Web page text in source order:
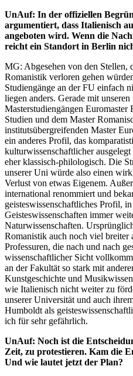
UnAuf: In der offiziellen
argumentiert, dass Italienisch
angeboten wird. Wenn die
reicht ein Standort in Berlin
MG: Abgesehen von den Stellen,
Romanistik verloren gehen
Studiengänge an der FU einfach
liegen anders. Gerade mit
Masterstudiengängen Euromaster
Studien und dem Master
institutsübergreifenden Master
ein anderes Profil, das
kulturwissenschaftlicher
eher klassisch-philologisch. Die
unserer Uni würde also einen
Verlust von etwas Eigenem.
international renommiert und
geisteswissenschaftliches Profil,
Geisteswissenschaften immer
Naturwissenschaften.
Romanistik auch noch viel breiter
Professuren, die nach und nach
wissenschaftlicher Sicht
an der Fakultät so stark mit
Kunstgeschichte und
wie Italienisch nicht weiter zu
unserer Universität und auch
Humboldt als
ich für sehr gefährlich.
UnAuf: Noch ist die
Zeit, zu protestieren. Kam die
Und wie lautet jetzt der Plan?